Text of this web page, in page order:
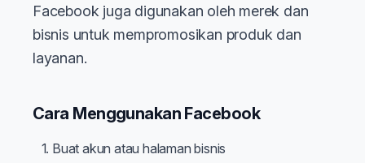
Facebook juga digunakan oleh merek dan
bisnis untuk mempromosikan produk dan
layanan.
Cara Menggunakan Facebook
Buat akun atau halaman bisnis